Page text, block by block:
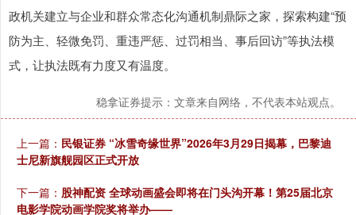
政机关建立与企业和群众常态化沟通机制鼎际之家，探索构建“预
防为主、轻微免罚、重违严惩、过罚相当、事后回访”等执法模
式，让执法既有力度又有温度。
稳拿证券提示：文章来自网络，不代表本站观点。
上一篇： 民银证券 “冰雪奇缘世界”2026年3月29日揭幕，巴黎迪
士尼新旗舰园区正式开放
下一篇： 股神配资 全球动画盛会即将在门头沟开幕！第25届北京
电影学院动画学院奖将举办——